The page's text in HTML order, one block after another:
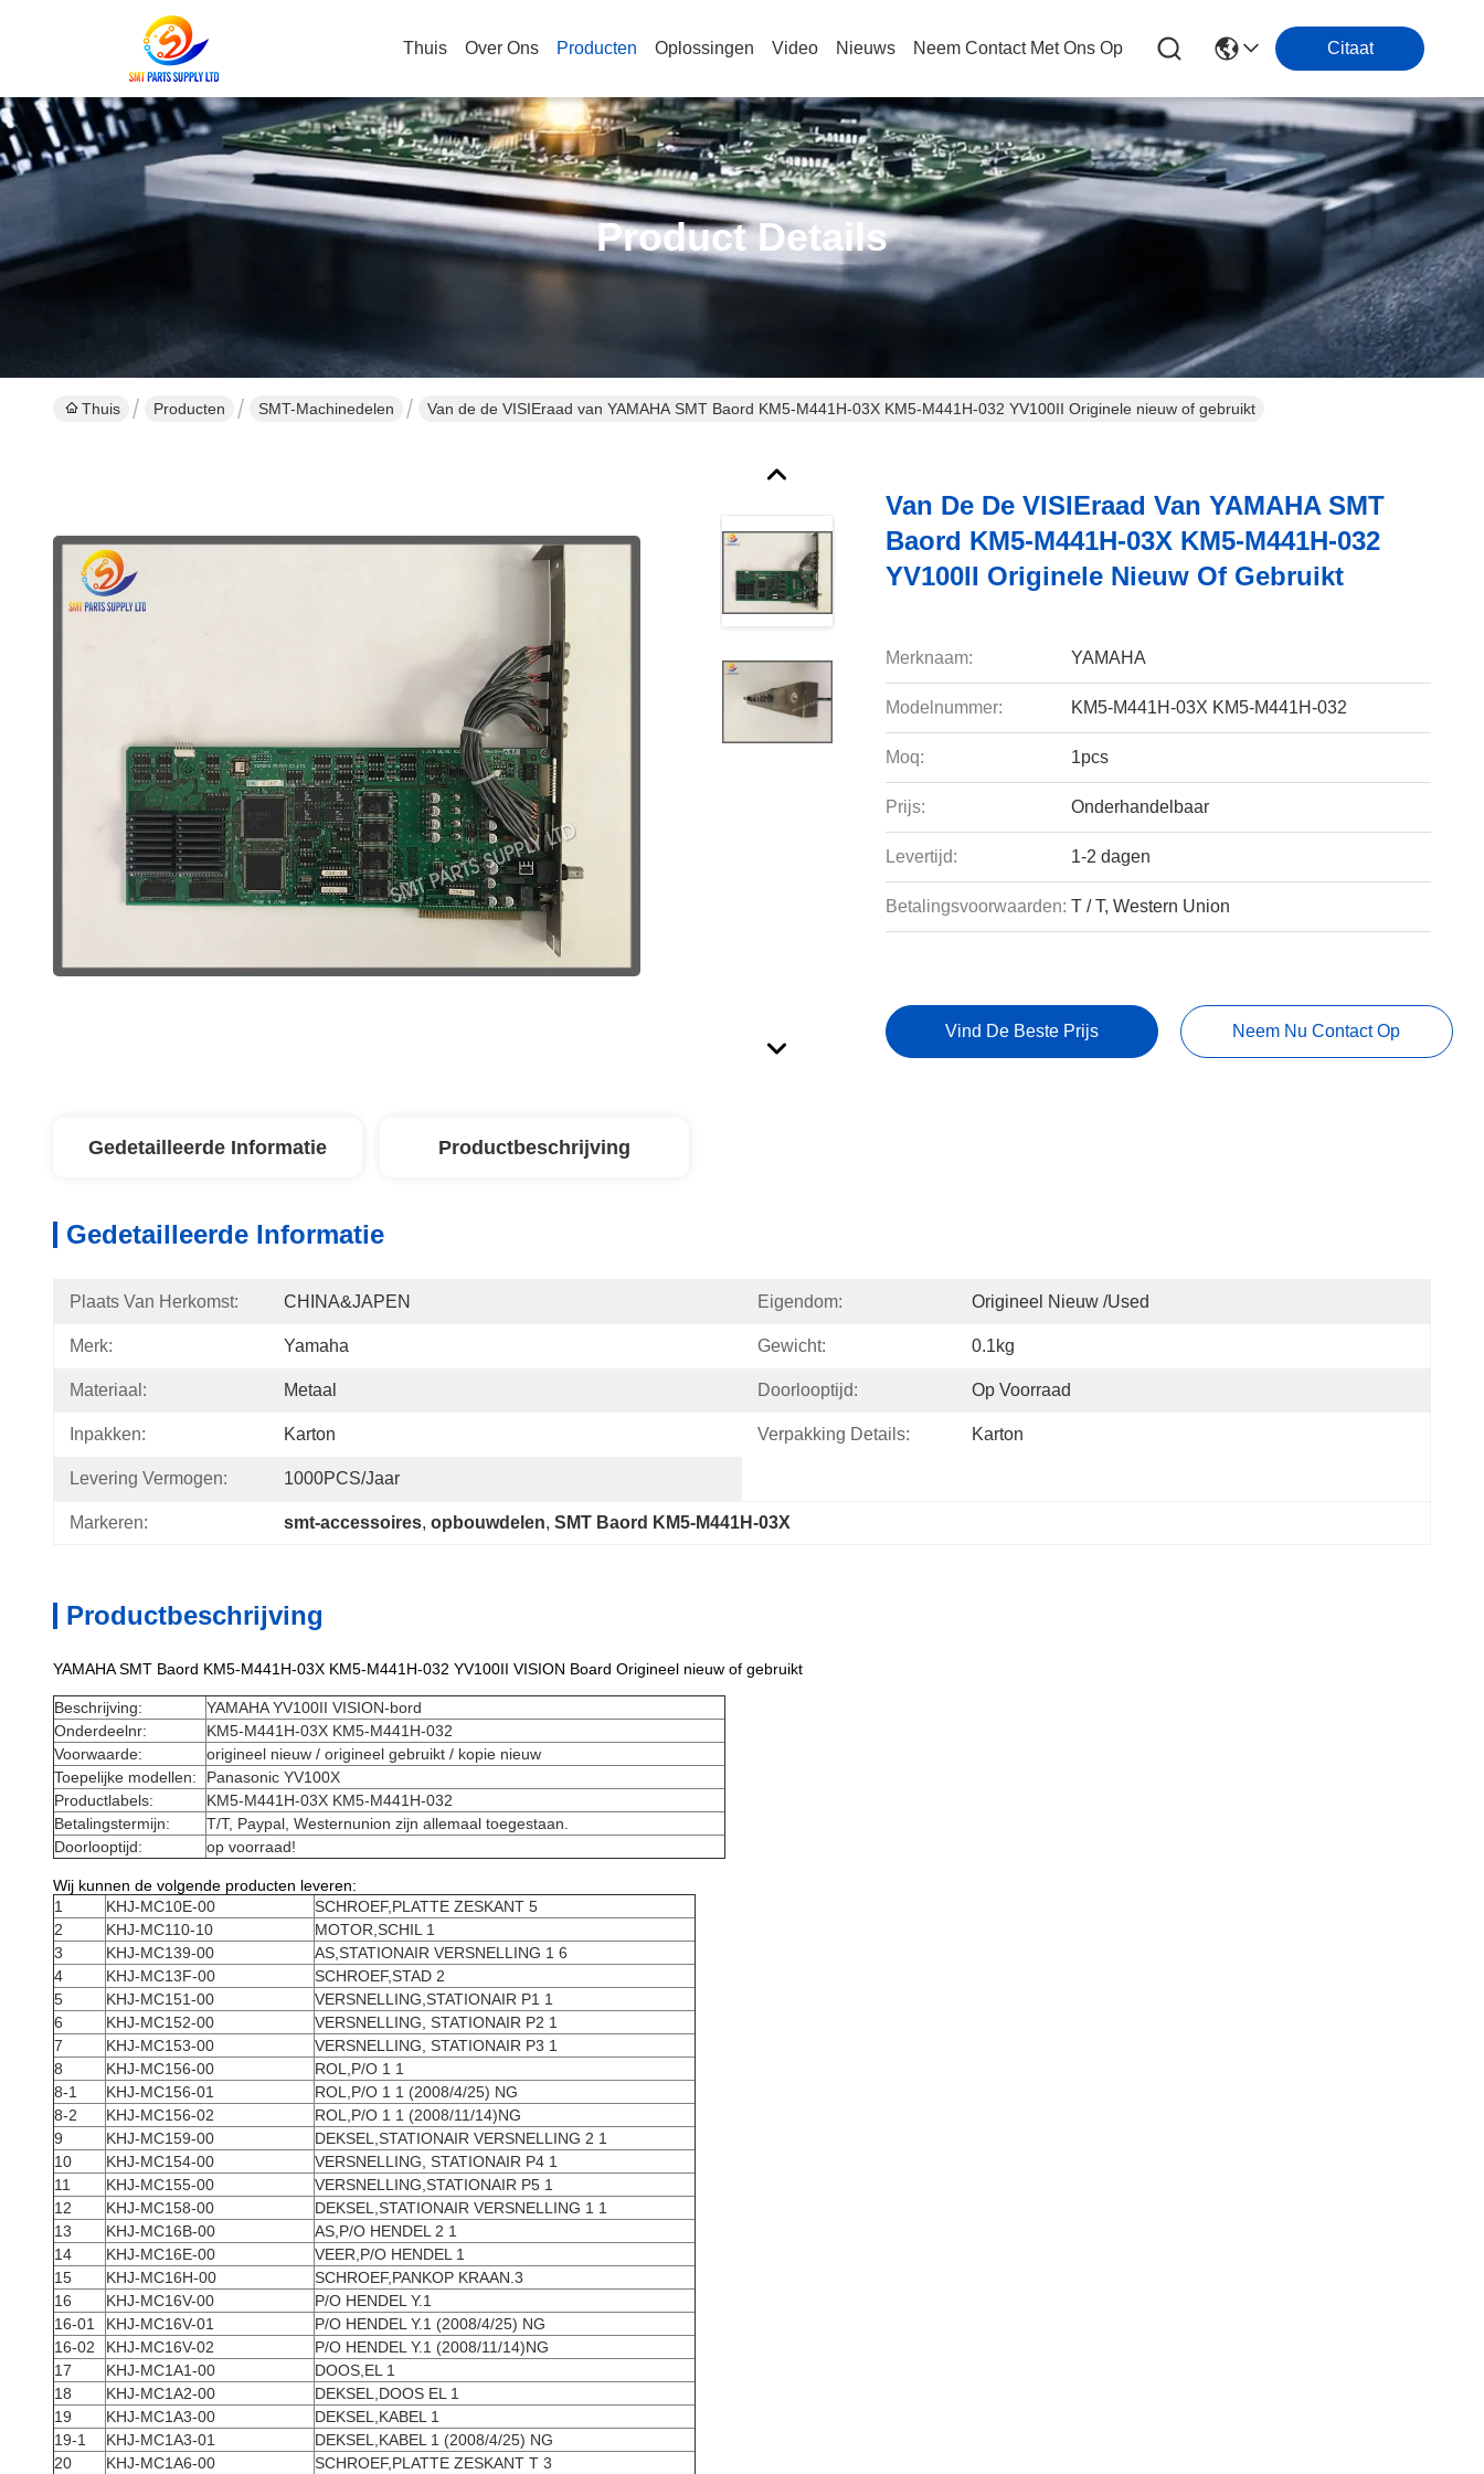
Thuis Over Ons Producten Oplossingen Video Nieuws Neem Contact Met Ons Op Citaat
Product Details
Thuis Producten SMT-Machinedelen Van de de VISIEraad van YAMAHA SMT Baord KM5-M441H-03X KM5-M441H-032 YV100II Originele nieuw of gebruikt
Van De De VISIEraad Van YAMAHA SMT
Baord KM5-M441H-03X KM5-M441H-032
YV100II Originele Nieuw Of Gebruikt
Merknaam: YAMAHA
Modelnummer: KM5-M441H-03X KM5-M441H-032
Moq: 1pcs
Prijs: Onderhandelbaar
Levertijd: 1-2 dagen
Betalingsvoorwaarden: T / T, Western Union
Vind De Beste Prijs Neem Nu Contact Op
Gedetailleerde Informatie Productbeschrijving
Gedetailleerde Informatie
Plaats Van Herkomst: CHINA&JAPEN Eigendom: Origineel Nieuw /used
Merk: Yamaha Gewicht: 0.1kg
Materiaal: Metaal Doorlooptijd: Op Voorraad
Inpakken: Karton Verpakking Details: Karton
Levering Vermogen: 1000PCS/jaar
Markeren: smt-accessoires, opbouwdelen, SMT Baord KM5-M441H-03X
Productbeschrijving
YAMAHA SMT Baord KM5-M441H-03X KM5-M441H-032 YV100II VISION Board Origineel nieuw of gebruikt
Beschrijving:
YAMAHA YV100II VISION-bord
Onderdeelnr:
KM5-M441H-03X KM5-M441H-032
Voorwaarde:
origineel nieuw / origineel gebruikt / kopie nieuw
Toepelijke modellen:
Panasonic YV100X
Productlabels:
KM5-M441H-03X KM5-M441H-032
Betalingstermijn:
T/T, Paypal, Westernunion zijn allemaal toegestaan.
Doorlooptijd:
op voorraad!
Wij kunnen de volgende producten leveren:
1
KHJ-MC10E-00
SCHROEF,PLATTE ZESKANT 5
2
KHJ-MC110-10
MOTOR,SCHIL 1
3
KHJ-MC139-00
AS,STATIONAIR VERSNELLING 1 6
4
KHJ-MC13F-00
SCHROEF,STAD 2
5
KHJ-MC151-00
VERSNELLING,STATIONAIR P1 1
6
KHJ-MC152-00
VERSNELLING, STATIONAIR P2 1
7
KHJ-MC153-00
VERSNELLING, STATIONAIR P3 1
8
KHJ-MC156-00
ROL,P/O 1 1
8-1
KHJ-MC156-01
ROL,P/O 1 1 (2008/4/25) NG
8-2
KHJ-MC156-02
ROL,P/O 1 1 (2008/11/14)NG
9
KHJ-MC159-00
DEKSEL,STATIONAIR VERSNELLING 2 1
10
KHJ-MC154-00
VERSNELLING, STATIONAIR P4 1
11
KHJ-MC155-00
VERSNELLING,STATIONAIR P5 1
12
KHJ-MC158-00
DEKSEL,STATIONAIR VERSNELLING 1 1
13
KHJ-MC16B-00
AS,P/O HENDEL 2 1
14
KHJ-MC16E-00
VEER,P/O HENDEL 1
15
KHJ-MC16H-00
SCHROEF,PANKOP KRAAN.3
16
KHJ-MC16V-00
P/O HENDEL Y.1
16-01
KHJ-MC16V-01
P/O HENDEL Y.1 (2008/4/25) NG
16-02
KHJ-MC16V-02
P/O HENDEL Y.1 (2008/11/14)NG
17
KHJ-MC1A1-00
DOOS,EL 1
18
KHJ-MC1A2-00
DEKSEL,DOOS EL 1
19
KHJ-MC1A3-00
DEKSEL,KABEL 1
19-1
KHJ-MC1A3-01
DEKSEL,KABEL 1 (2008/4/25) NG
20
KHJ-MC1A6-00
SCHROEF,PLATTE ZESKANT T 3